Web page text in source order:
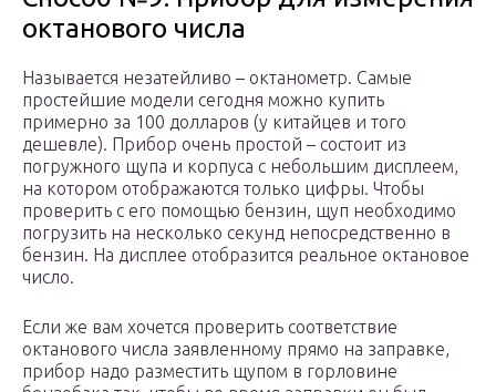
октанового числа
Называется незатейливо – октанометр. Самые
простейшие модели сегодня можно купить
примерно за 100 долларов (у китайцев и того
дешевле). Прибор очень простой – состоит из
погружного щупа и корпуса с небольшим дисплеем,
на котором отображаются только цифры. Чтобы
проверить с его помощью бензин, щуп необходимо
погрузить на несколько секунд непосредственно в
бензин. На дисплее отобразится реальное октановое
число.
Если же вам хочется проверить соответствие
октанового числа заявленному прямо на заправке,
прибор надо разместить щупом в горловине